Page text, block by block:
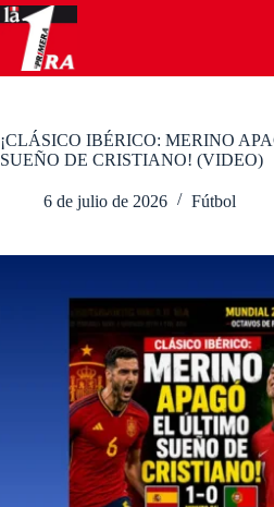
Saltar
al
contenido
¡CLÁSICO IBÉRICO: MERINO
SUEÑO DE CRISTIANO! (VIDEO)
6 de julio de 2026 Fútbol